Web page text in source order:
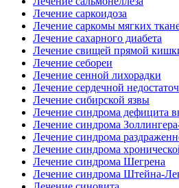
Лечение саркоидоза
Лечение саркомы мягких
Лечение сахарного диабета
Лечение свищей прямой
Лечение себореи
Лечение сенной лихорадки
Лечение сердечной
Лечение сибирской язвы
Лечение синдрома дефицита
Лечение синдрома
Лечение синдрома
Лечение синдрома
Лечение синдрома Шегрена
Лечение синдрома Штейна-